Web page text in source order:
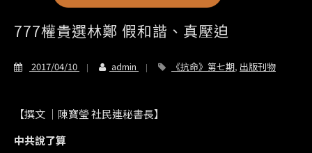
777權貴選林鄭 假和諧、真壓迫
2017/04/10 admin 《抗命》第七期, 出版刊物
【撰文 ｜陳寶瑩 社民連秘書長】
中共說了算